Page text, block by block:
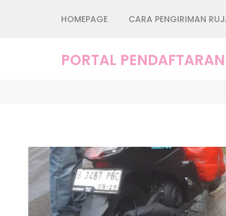
HOMEPAGE CARA PENGIRIMAN
PORTAL PENDAFTARAN